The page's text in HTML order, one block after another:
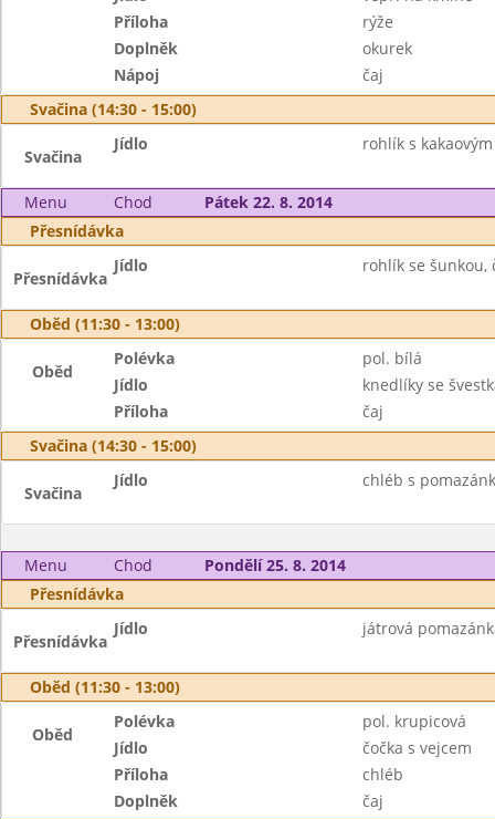
Příloha
rýže
Doplněk
okurek
Nápoj
čaj
Svačina (14:30 - 15:00)
Svačina
Jídlo rohlík s
Menu Chod
Pátek 22. 8. 2014
Přesnídávka
Přesnídávka
Jídlo rohlík se šunkou,
Oběd (11:30 - 13:00)
Oběd
Polévka
pol. bílá
Jídlo
knedlíky se
Příloha
čaj
Svačina (14:30 - 15:00)
Svačina
Jídlo chléb s
Menu Chod
Pondělí 25. 8. 2014
Přesnídávka
Přesnídávka
Jídlo játrová
Oběd (11:30 - 13:00)
Oběd
Polévka
pol. krupicová
Jídlo
čočka s vejcem
Příloha
chléb
Doplněk
čaj